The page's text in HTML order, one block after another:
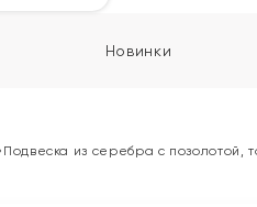
Новинки
Подвеска из серебра с позолотой,